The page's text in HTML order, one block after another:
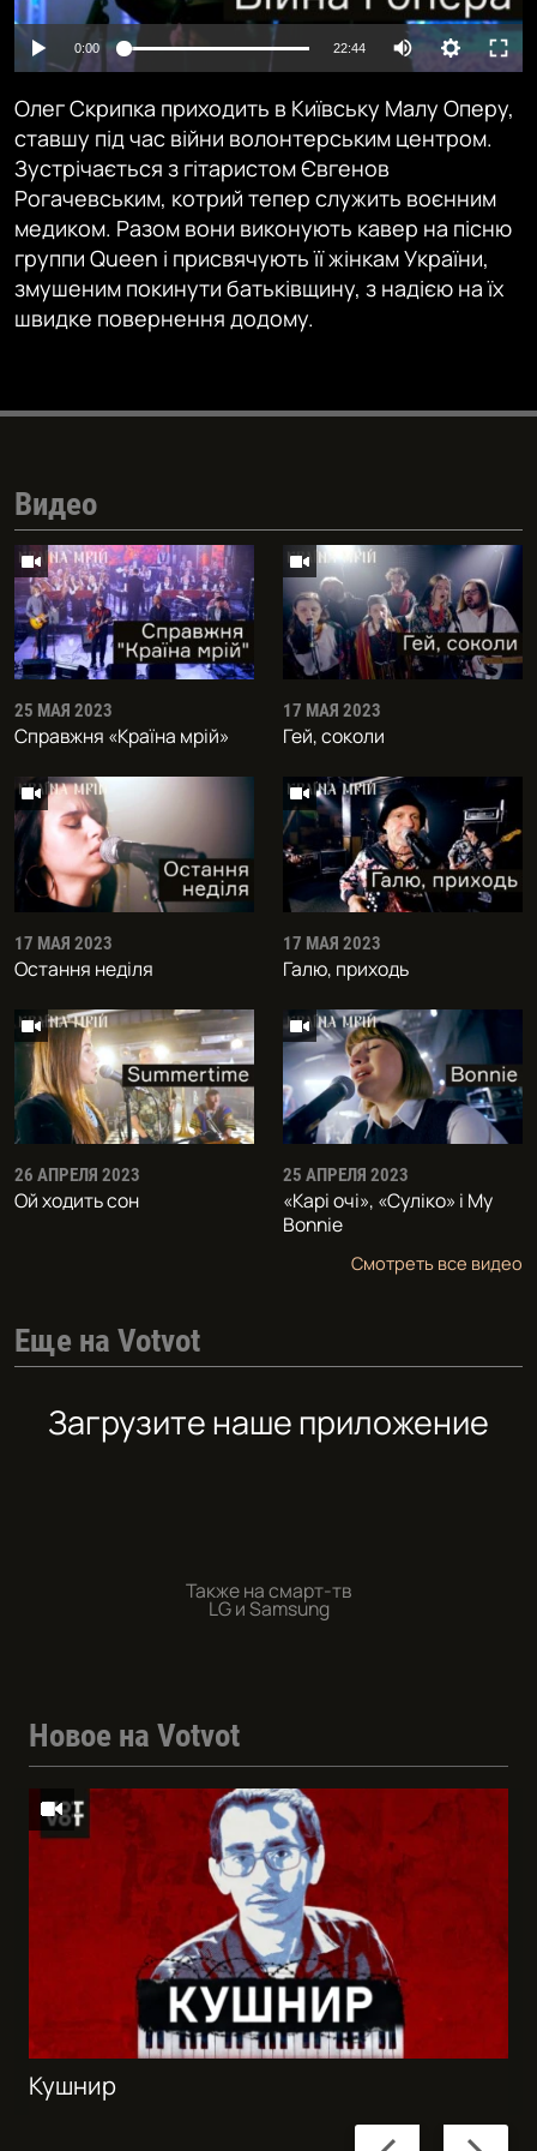
240p
720p 1080p
0:00 22:44 Auto
360p
720p
1080p
Олег Скрипка приходить в Київську Малу Оперу,
ставшу під час війни волонтерським центром.
Зустрічається з гітаристом Євгенов
Рогачевським, котрий тепер служить воєнним
медиком. Разом вони виконують кавер на пісню
группи Queen і присвячують її жінкам України,
змушеним покинути батьківщину, з надією на їх
швидке повернення додому.
Видео
25 МАЯ 2023
Справжня «Краïна мрiй»
17 МАЯ 2023
Гей, соколи
17 МАЯ 2023
Остання неділя
17 МАЯ 2023
Галю, приходь
26 АПРЕЛЯ 2023
Ой ходить сон
25 АПРЕЛЯ 2023
«Карі очі», «Суліко» і My
Bonnie
Смотреть все видео
Еще на Votvot
Загрузите наше приложение
Также на смарт-тв
LG и Samsung
Новое на Votvot
Previous Next
Кушнир